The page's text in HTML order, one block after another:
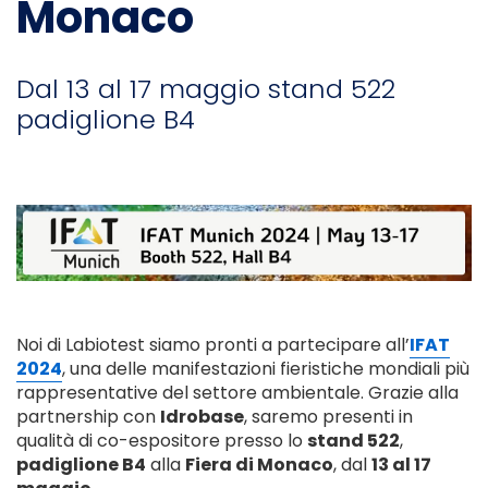
Monaco
Dal 13 al 17 maggio stand 522
padiglione B4
Noi di Labiotest siamo pronti a partecipare all’IFAT
2024, una delle manifestazioni fieristiche mondiali più
rappresentative del settore ambientale. Grazie alla
partnership con Idrobase, saremo presenti in
qualità di co-espositore presso lo stand 522,
padiglione B4 alla Fiera di Monaco, dal13 al 17